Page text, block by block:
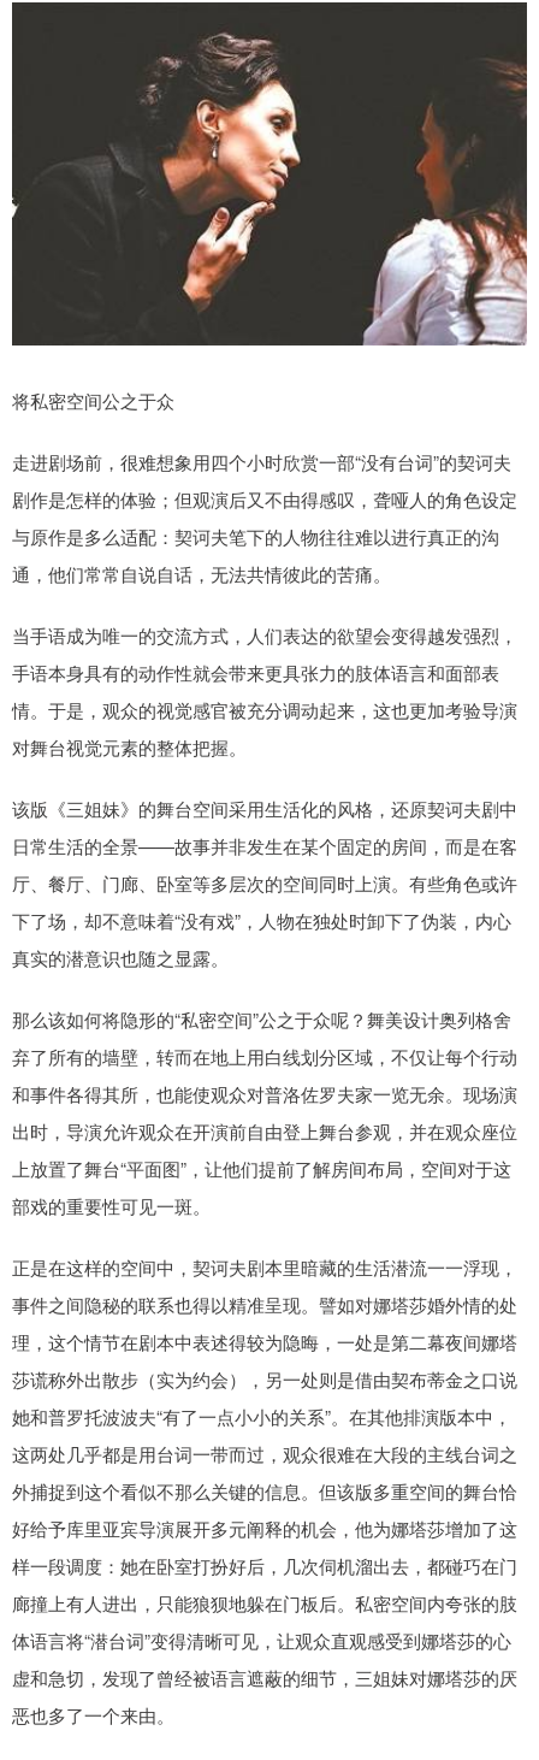
将私密空间公之于众
走进剧场前，很难想象用四个小时欣赏一部“没有台词”的契诃夫
剧作是怎样的体验；但观演后又不由得感叹，聋哑人的角色设定
与原作是多么适配：契诃夫笔下的人物往往难以进行真正的沟
通，他们常常自说自话，无法共情彼此的苦痛。
当手语成为唯一的交流方式，人们表达的欲望会变得越发强烈，
手语本身具有的动作性就会带来更具张力的肢体语言和面部表
情。于是，观众的视觉感官被充分调动起来，这也更加考验导演
对舞台视觉元素的整体把握。
该版《三姐妹》的舞台空间采用生活化的风格，还原契诃夫剧中
日常生活的全景——故事并非发生在某个固定的房间，而是在客
厅、餐厅、门廊、卧室等多层次的空间同时上演。有些角色或许
下了场，却不意味着“没有戏”，人物在独处时卸下了伪装，内心
真实的潜意识也随之显露。
那么该如何将隐形的“私密空间”公之于众呢？舞美设计奥列格舍
弃了所有的墙壁，转而在地上用白线划分区域，不仅让每个行动
和事件各得其所，也能使观众对普洛佐罗夫家一览无余。现场演
出时，导演允许观众在开演前自由登上舞台参观，并在观众座位
上放置了舞台“平面图”，让他们提前了解房间布局，空间对于这
部戏的重要性可见一斑。
正是在这样的空间中，契诃夫剧本里暗藏的生活潜流一一浮现，
事件之间隐秘的联系也得以精准呈现。譬如对娜塔莎婚外情的处
理，这个情节在剧本中表述得较为隐晦，一处是第二幕夜间娜塔
莎谎称外出散步（实为约会），另一处则是借由契布蒂金之口说
她和普罗托波波夫“有了一点小小的关系”。在其他排演版本中，
这两处几乎都是用台词一带而过，观众很难在大段的主线台词之
外捕捉到这个看似不那么关键的信息。但该版多重空间的舞台恰
好给予库里亚宾导演展开多元阐释的机会，他为娜塔莎增加了这
样一段调度：她在卧室打扮好后，几次伺机溜出去，都碰巧在门
廊撞上有人进出，只能狼狈地躲在门板后。私密空间内夸张的肢
体语言将“潜台词”变得清晰可见，让观众直观感受到娜塔莎的心
虚和急切，发现了曾经被语言遮蔽的细节，三姐妹对娜塔莎的厌
恶也多了一个来由。